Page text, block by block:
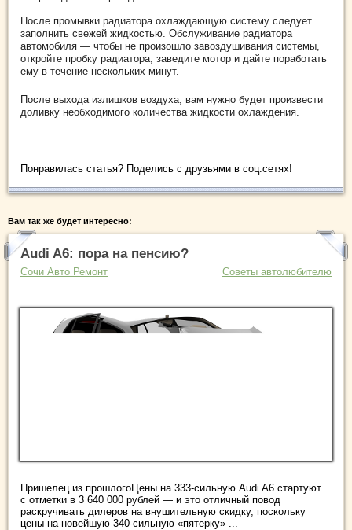
После промывки радиатора охлаждающую систему следует
заполнить свежей жидкостью. Обслуживание радиатора
автомобиля — чтобы не произошло завоздушивания системы,
откройте пробку радиатора, заведите мотор и дайте поработать
ему в течение нескольких минут.
После выхода излишков воздуха, вам нужно будет произвести
доливку необходимого количества жидкости охлаждения.
Понравилась статья? Поделись с друзьями в соц.сетях!
Вам так же будет интересно:
Audi A6: пора на пенсию?
Сочи Авто Ремонт Советы автолюбителю
Пришелец из прошлогоЦены на 333-сильную Audi A6 стартуют
с отметки в 3 640 000 рублей — и это отличный повод
раскручивать дилеров на внушительную скидку, поскольку
цены на новейшую 340-сильную «пятерку» ...